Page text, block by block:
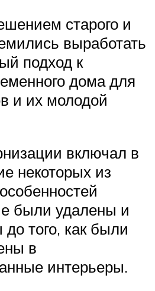
старого и
выработать
подход к
дома для
и их молодой
включал в
некоторых из
были удалены и
того, как были
в
интерьеры.